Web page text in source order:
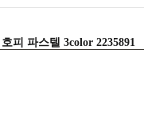
피 파스텔 3color 2235891